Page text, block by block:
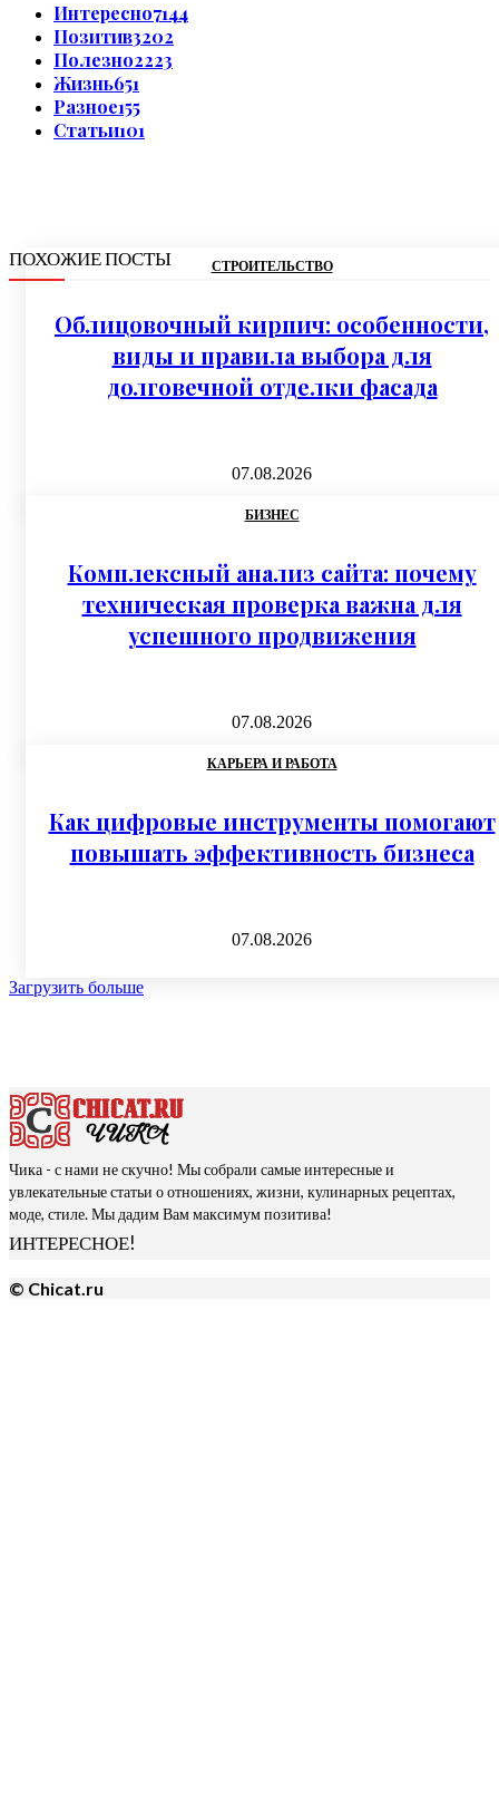
Интересно7144
Позитив3202
Полезно2223
Жизнь651
Разное155
Статьи101
ПОХОЖИЕ ПОСТЫ СТРОИТЕЛЬСТВО
Облицовочный кирпич: особенности,
виды и правила выбора для
долговечной отделки фасада
07.08.2026
БИЗНЕС
Комплексный анализ сайта: почему
техническая проверка важна для
успешного продвижения
07.08.2026
КАРЬЕРА И РАБОТА
Как цифровые инструменты помогают
повышать эффективность бизнеса
07.08.2026
Загрузить больше
Чика - с нами не скучно! Мы собрали самые интересные и
увлекательные статьи о отношениях, жизни, кулинарных рецептах,
моде, стиле. Мы дадим Вам максимум позитива!
ИНТЕРЕСНОЕ!
© Chicat.ru